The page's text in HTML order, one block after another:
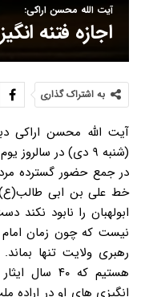
آیت الله محسن اراکی:
اجازه فتنه
به اشتراک گذاری
آیت الله محسن اراکی
در جمع حضور گسترده
خط علی بن ابی طالب(ع)
ابولهبان را نابود نکند
نیست که چون زمان
رهبری ولایت تنها بماند.
هستیم که
انگیزی های او در اراده